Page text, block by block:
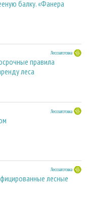
балку. «Фанера
Лесозаготовка
правила
леса
Лесозаготовка
Лесозаготовка
лесные